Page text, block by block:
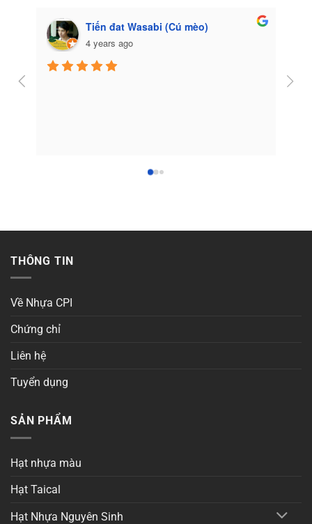
Tiến đat Wasabi (Cú mèo)
4 years ago
THÔNG TIN
Về Nhựa CPI
Chứng chỉ
Liên hệ
Tuyển dụng
SẢN PHẨM
Hạt nhựa màu
Hạt Taical
Hạt Nhựa Nguyên Sinh